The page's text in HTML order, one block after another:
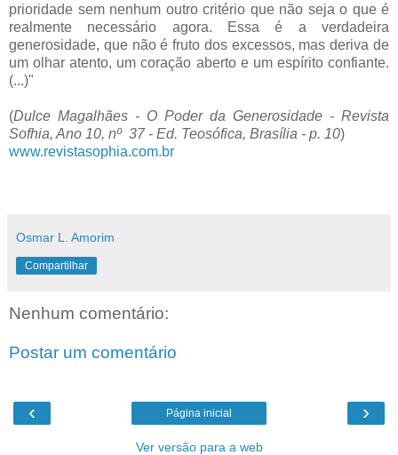
prioridade sem nenhum outro critério que não seja o que é
realmente necessário agora. Essa é a verdadeira
generosidade, que não é fruto dos excessos, mas deriva de
um olhar atento, um coração aberto e um espírito confiante.
(...)"
(Dulce Magalhães - O Poder da Generosidade - Revista
Sofhia, Ano 10, nº 37 - Ed. Teosófica, Brasília - p. 10)
www.revistasophia.com.br
Osmar L. Amorim
Compartilhar
Nenhum comentário:
Postar um comentário
‹ ›
Página inicial
Ver versão para a web